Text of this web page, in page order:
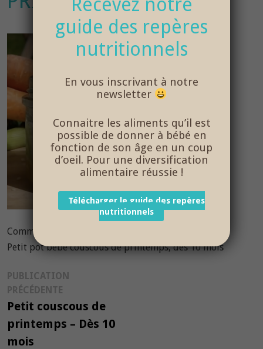
Comme des Papas vous présente sa nouvelle recette:
Petit pot bébé couscous de printemps, dès 10 mois
Navigation
de
l’article
PUBLICATION
PRÉCÉDENTE
précédente :
Petit couscous de
printemps – Dès 10
mois
guide des repères
nutritionnels
En vous inscrivant à notre
newsletter
Connaitre les aliments qu’il est
possible de donner à bébé en
fonction de son âge en un coup
d’oeil. Pour une diversification
alimentaire réussie !
Télécharger le guide des repères
nutritionnels